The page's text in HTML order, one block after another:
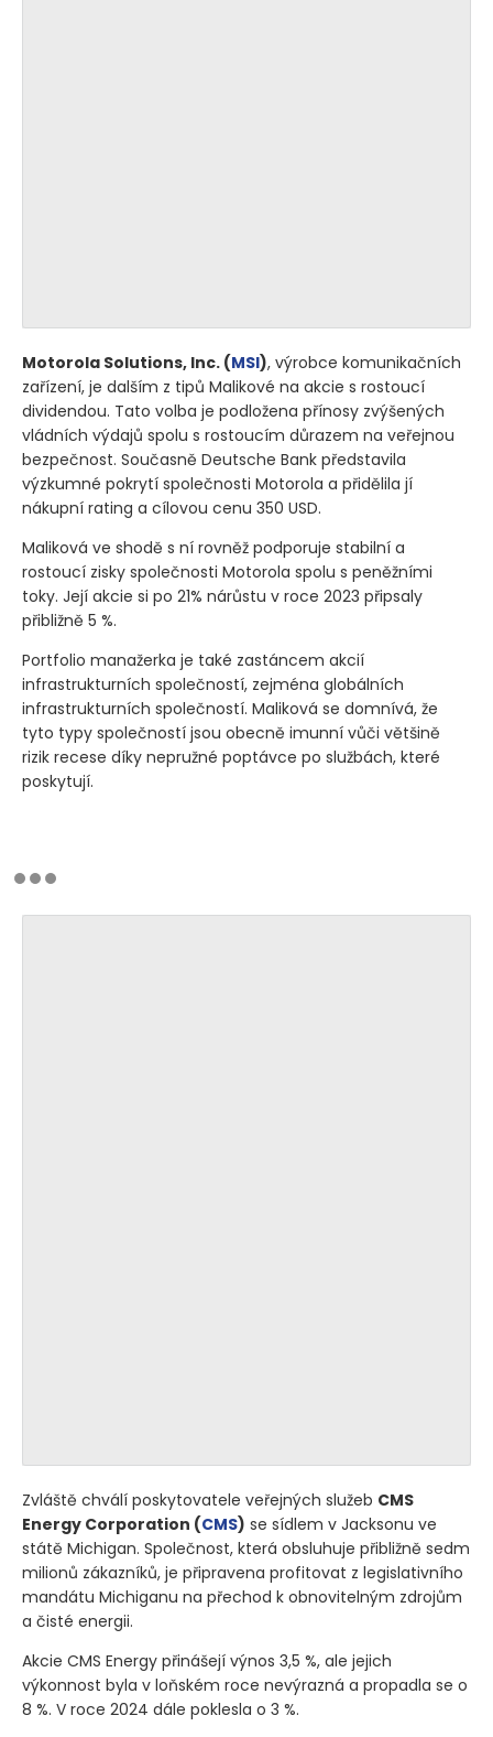
Motorola Solutions, Inc. (MSI), výrobce komunikačních
zařízení, je dalším z tipů Malikové na akcie s rostoucí
dividendou. Tato volba je podložena přínosy zvýšených
vládních výdajů spolu s rostoucím důrazem na veřejnou
bezpečnost. Současně Deutsche Bank představila
výzkumné pokrytí společnosti Motorola a přidělila jí
nákupní rating a cílovou cenu 350 USD.
Maliková ve shodě s ní rovněž podporuje stabilní a
rostoucí zisky společnosti Motorola spolu s peněžními
toky. Její akcie si po 21% nárůstu v roce 2023 připsaly
přibližně 5 %.
Portfolio manažerka je také zastáncem akcií
infrastrukturních společností, zejména globálních
infrastrukturních společností. Maliková se domnívá, že
tyto typy společností jsou obecně imunní vůči většině
rizik recese díky nepružné poptávce po službách, které
poskytují.
Zvláště chválí poskytovatele veřejných služeb CMS
Energy Corporation (CMS) se sídlem v Jacksonu ve
státě Michigan. Společnost, která obsluhuje přibližně sedm
milionů zákazníků, je připravena profitovat z legislativního
mandátu Michiganu na přechod k obnovitelným zdrojům
a čisté energii.
Akcie CMS Energy přinášejí výnos 3,5 %, ale jejich
výkonnost byla v loňském roce nevýrazná a propadla se o
8 %. V roce 2024 dále poklesla o 3 %.